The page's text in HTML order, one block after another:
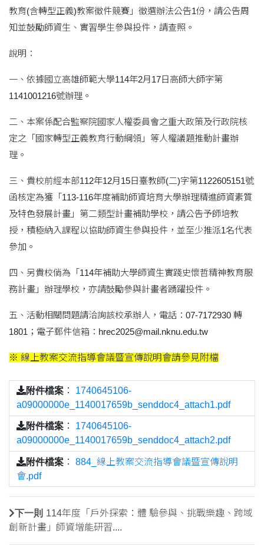
教育(含轉型正義)教案徵件競賽」徵選辦法公告1份，請公告周
知並鼓勵師資生、實習學生參與投件，請查照。
說明：
一、依據國立高雄師範大學114年2月17日高師大師字第
1141001216號辦理。
二、本案係配合監察院國家人權委員會之重大政策及行政院核
定之「國家轉型正義教育行動綱領」等人權議題推動計畫辦
理。
三、貴校前經本部112年12月15日臺教師(二)字第1122605151號
函核定為獲「113-116年度補助師資培育大學辦理精進師資素質
及特色發展計畫」第二類型計畫補助學校，請公告予師培教
授，積極納入課程以協助師資生參與投件，並至少推派1名代表
參加。
四、另貴校倘為「114年補助大學師資生實踐史懷哲精神教育服
務計畫」辦理學校，亦請鼓勵參與計畫者踴躍投件。
五、活動相關問題請洽詢該校承辦人，電話：07-7172930 轉
1801；電子郵件信箱：hrec2025@mail.nknu.edu.tw
※ 線上教案交流指導會議暨宣傳說明會請參見附檔
附件檔案 ： 1740645106-
a09000000e_1140017659b_senddoc4_attach1.pdf
附件檔案 ： 1740645106-
a09000000e_1140017659b_senddoc4_attach2.pdf
附件檔案 ： 884_線上教案交流指導會議暨宣傳說明
會.pdf
下一則 114年度「戶外探索：體 驗參與、挑戰樂趣、跨域
創新計畫」師資增能研習....